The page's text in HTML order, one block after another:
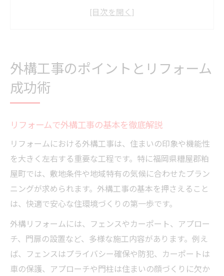
外構リフォーム失敗を防ぐプロの視点
福岡県糟屋郡粕屋町で叶える外構リフォーム
リフォームで実現する理想の外構づくり
リフォームを成功に導く地域密着業者の選
び方
外構リフォームで暮らしやすさを追求する
方法
リフォーム相談時のポイントと注意点
理想の住まいへ外構工事をするなら今がチャン
ス
リフォームで叶う最新外構デザインの魅力
外構リフォームで住まいの価値を高める方
法
外構工事のポイントとリフォーム
成功術
リフォームで外構工事の基本を徹底解説
リフォームにおける外構工事は、住まいの印象や機能性
を大きく左右する重要な工程です。特に福岡県糟屋郡粕
屋町では、敷地条件や地域特有の気候に合わせたプラン
ニングが求められます。外構工事の基本を押さえること
は、快適で安心な住環境づくりの第一歩です。
外構リフォームには、フェンスやカーポート、アプロー
チ、門扉の設置など、多様な施工内容があります。例え
ば、フェンスはプライバシー確保や防犯、カーポートは
車の保護、アプローチや門柱は住まいの顔づくりに欠か